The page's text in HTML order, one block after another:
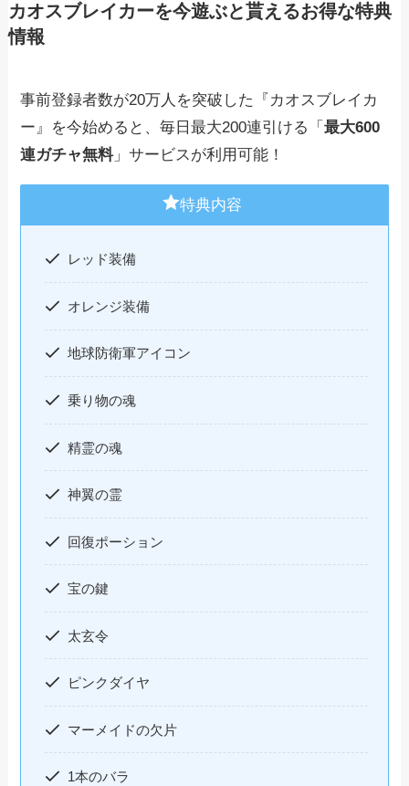
カオスブレイカーを今遊ぶと貰えるお得な特典
情報
事前登録者数が20万人を突破した『カオスブレイカ
ー』を今始めると、毎日最大200連引ける「最大600
連ガチャ無料」サービスが利用可能！
特典内容
レッド装備
オレンジ装備
地球防衛軍アイコン
乗り物の魂
精霊の魂
神翼の霊
回復ポーション
宝の鍵
太玄令
ピンクダイヤ
マーメイドの欠片
1本のバラ